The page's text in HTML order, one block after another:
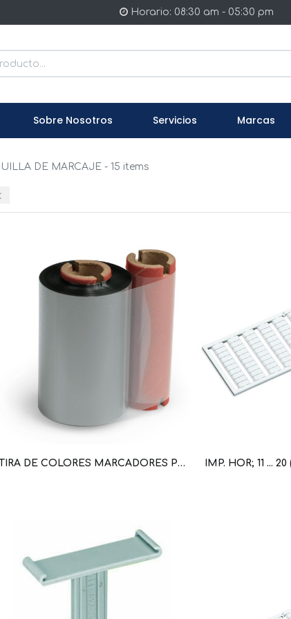
Horario: 08:30 am - 05:30 pm
Sobre Nosotros Servicios Marcas
DE MARCAJE- 15 items
TIRA DE COLORES MARCADORES POR TERMOTRANSFERENCIA SMARTPRINTER; ANCHO 50 MM X 74 M (WAG100214 / 258-5005)